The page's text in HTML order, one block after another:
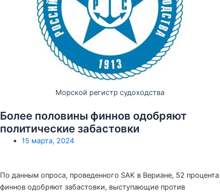
Морской регистр судоходства
Более половины финнов одобряют
политические забастовки
15 марта, 2024
По данным опроса, проведенного SAK в Вериане, 52 процента
финнов одобряют забастовки, выступающие против